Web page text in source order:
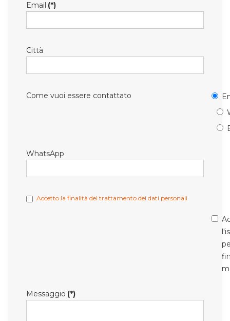
Email (*)
Città
Come vuoi essere contattato
WhatsApp
Accetto la finalità del trattamento dei dati personali
Messaggio (*)